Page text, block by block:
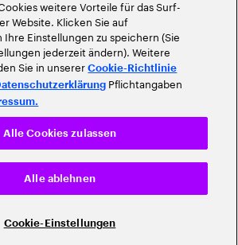
weitere Vorteile für das Surf-
Website. Klicken Sie auf
Ihre Einstellungen zu speichern (Sie
jederzeit ändern). Weitere
Sie in unsererCookie-Richtlinie
Pflichtangaben
Cookie-Einstellungen
Alle ablehnen
Alle Cookies zulassen